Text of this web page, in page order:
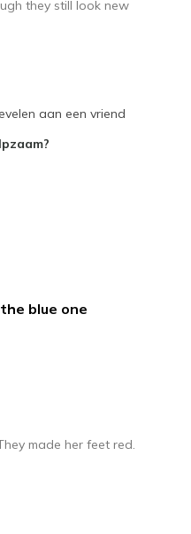
they still look new
size
aan een vriend
blue one
made her feet red.